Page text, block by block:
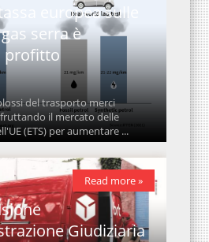
europea sulle
serra è
profitto
del trasporto merci
il mercato delle
(ETS) per aumentare ...
Giudiziaria
Read more »